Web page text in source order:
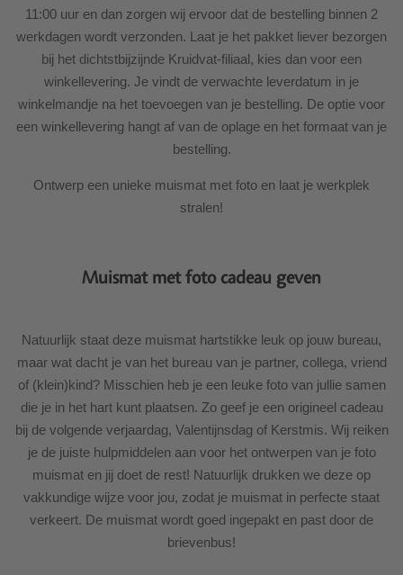
11:00 uur en dan zorgen wij ervoor dat de bestelling binnen 2
werkdagen wordt verzonden. Laat je het pakket liever bezorgen
bij het dichtstbijzijnde Kruidvat-filiaal, kies dan voor een
winkellevering. Je vindt de verwachte leverdatum in je
winkelmandje na het toevoegen van je bestelling. De optie voor
een winkellevering hangt af van de oplage en het formaat van je
bestelling.
Ontwerp een unieke muismat met foto en laat je werkplek
stralen!
Muismat met foto cadeau geven
Natuurlijk staat deze muismat hartstikke leuk op jouw bureau,
maar wat dacht je van het bureau van je partner, collega, vriend
of (klein)kind? Misschien heb je een leuke foto van jullie samen
die je in het hart kunt plaatsen. Zo geef je een origineel cadeau
bij de volgende verjaardag, Valentijnsdag of Kerstmis. Wij reiken
je de juiste hulpmiddelen aan voor het ontwerpen van je foto
muismat en jij doet de rest! Natuurlijk drukken we deze op
vakkundige wijze voor jou, zodat je muismat in perfecte staat
verkeert. De muismat wordt goed ingepakt en past door de
brievenbus!